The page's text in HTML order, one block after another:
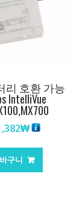
리 호환 가능
IntelliVue
₩
구니